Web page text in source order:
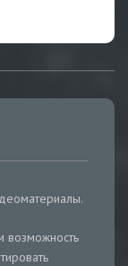
возможность